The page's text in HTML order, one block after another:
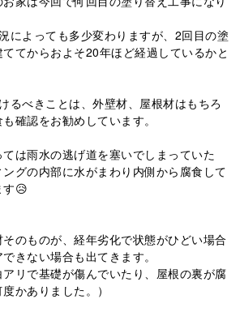
によっても多少変わりますが、2回目の塗
てからおよそ20年ほど経過しているかと
るべきことは、外壁材、屋根材はもちろ
確認をお勧めしています。
は雨水の逃げ道を塞いでしまっていた
グの内部に水がまわり内側から腐食して
す😥
のものが、経年劣化で状態がひどい場合
きない場合も出てきます。
アリで基礎が傷んでいたり、屋根の裏が腐
かありました。）